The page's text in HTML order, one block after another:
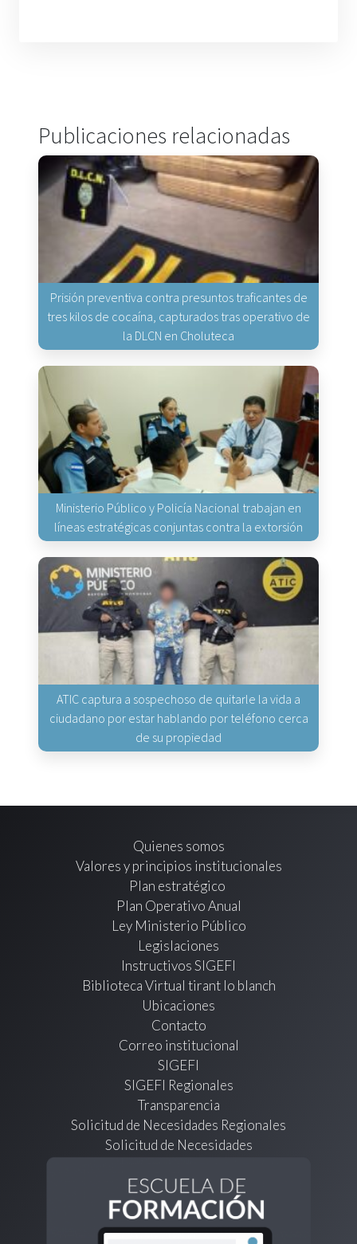
Publicaciones relacionadas
Prisión preventiva contra presuntos traficantes de
tres kilos de cocaína, capturados tras operativo de
la DLCN en Choluteca
Ministerio Público y Policía Nacional trabajan en
líneas estratégicas conjuntas contra la extorsión
ATIC captura a sospechoso de quitarle la vida a
ciudadano por estar hablando por teléfono cerca
de su propiedad
Quienes somos
Valores y principios institucionales
Plan estratégico
Plan Operativo Anual
Ley Ministerio Público
Legislaciones
Instructivos SIGEFI
Biblioteca Virtual tirant lo blanch
Ubicaciones
Contacto
Correo institucional
SIGEFI
SIGEFI Regionales
Transparencia
Solicitud de Necesidades Regionales
Solicitud de Necesidades